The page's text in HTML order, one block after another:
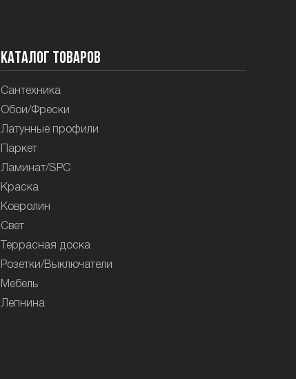
Каталог товаров
Сантехника
Обои/Фрески
Латунные профили
Паркет
Ламинат/SPC
Краска
Ковролин
Свет
Террасная доска
Розетки/Выключатели
Мебель
Лепнина